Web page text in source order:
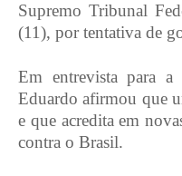
Supremo Tribunal
(11), por tentativa de
Em entrevista para a
Eduardo afirmou que
e que acredita em
contra o Brasil.